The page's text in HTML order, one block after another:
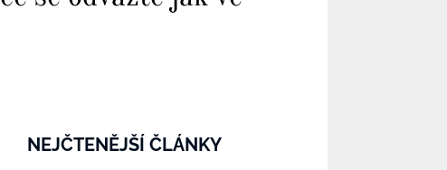
NEJČTENĚJŠÍ ČLÁNKY